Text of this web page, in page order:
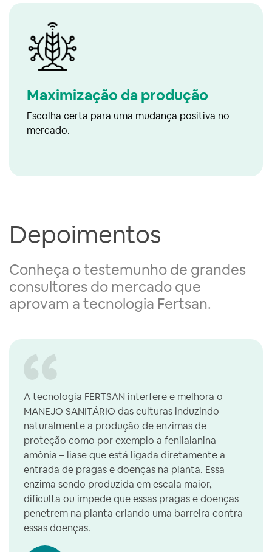
Maximização da produção
Escolha certa para uma mudança positiva no
mercado.
Depoimentos
Conheça o testemunho de grandes
consultores do mercado que
aprovam a tecnologia Fertsan.
A tecnologia FERTSAN interfere e melhora o
MANEJO SANITÁRIO das culturas induzindo
naturalmente a produção de enzimas de
proteção como por exemplo a fenilalanina
amônia – liase que está ligada diretamente a
entrada de pragas e doenças na planta. Essa
enzima sendo produzida em escala maior,
dificulta ou impede que essas pragas e doenças
penetrem na planta criando uma barreira contra
essas doenças.